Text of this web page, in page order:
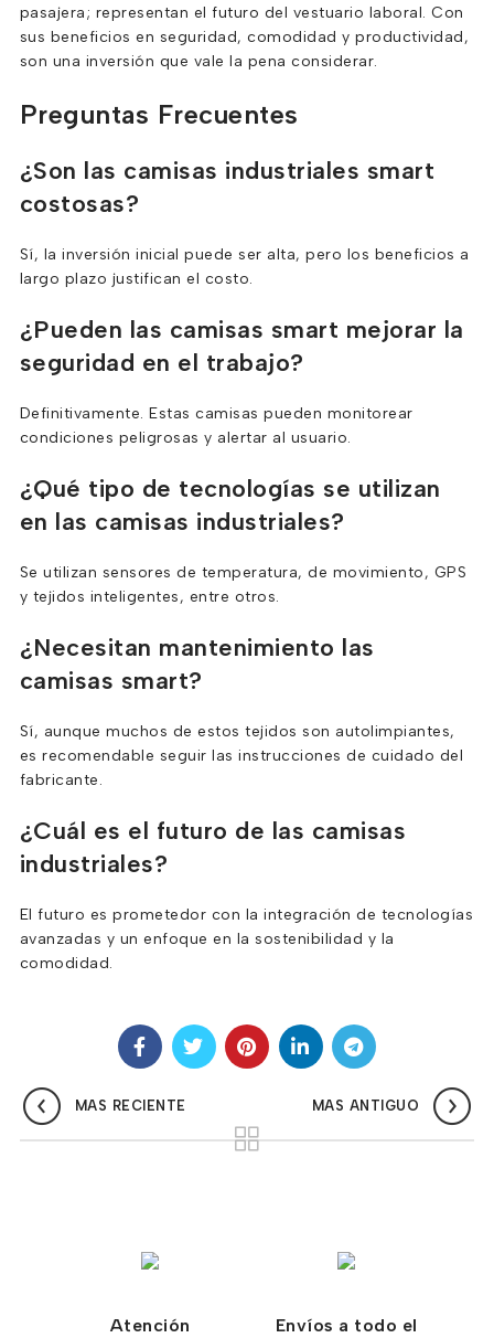
pasajera; representan el futuro del vestuario laboral. Con
sus beneficios en seguridad, comodidad y productividad,
son una inversión que vale la pena considerar.
Preguntas Frecuentes
¿Son las camisas industriales smart
costosas?
Sí, la inversión inicial puede ser alta, pero los beneficios a
largo plazo justifican el costo.
¿Pueden las camisas smart mejorar la
seguridad en el trabajo?
Definitivamente. Estas camisas pueden monitorear
condiciones peligrosas y alertar al usuario.
¿Qué tipo de tecnologías se utilizan
en las camisas industriales?
Se utilizan sensores de temperatura, de movimiento, GPS
y tejidos inteligentes, entre otros.
¿Necesitan mantenimiento las
camisas smart?
Sí, aunque muchos de estos tejidos son autolimpiantes,
es recomendable seguir las instrucciones de cuidado del
fabricante.
¿Cuál es el futuro de las camisas
industriales?
El futuro es prometedor con la integración de tecnologías
avanzadas y un enfoque en la sostenibilidad y la
comodidad.
MAS RECIENTE MAS ANTIGUO
Atención
Envíos a todo el